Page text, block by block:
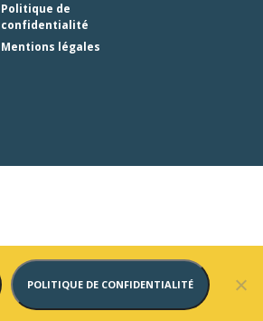
Politique de
confidentialité
Mentions légales
POLITIQUE DE CONFIDENTIALITÉ